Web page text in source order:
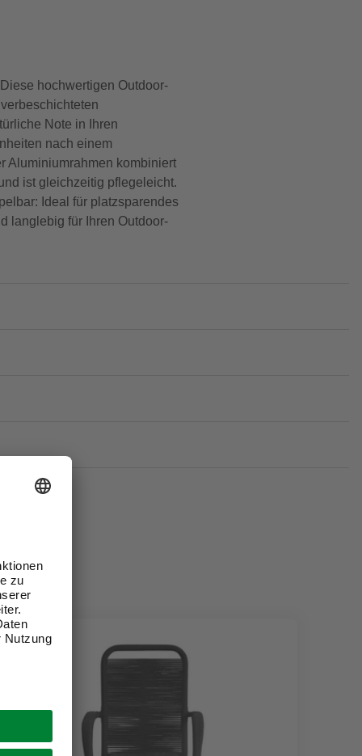
hochwertigen Outdoor-
Note in Ihren
nach einem
Aluminiumrahmen kombiniert
ist gleichzeitig pflegeleicht.
Ideal für platzsparendes
langlebig für Ihren Outdoor-